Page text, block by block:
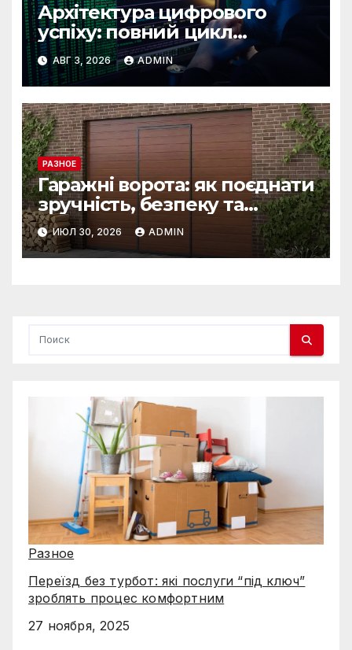
Архітектура цифрового
успіху: повний цикл
розробки від IST Group
АВГ 3, 2026 ADMIN
РАЗНОЕ
Гаражні ворота: як поєднати
зручність, безпеку та
довговічність
ИЮЛ 30, 2026 ADMIN
Разное
Переїзд без турбот: які послуги “під ключ”
зроблять процес комфортним
27 ноября, 2025